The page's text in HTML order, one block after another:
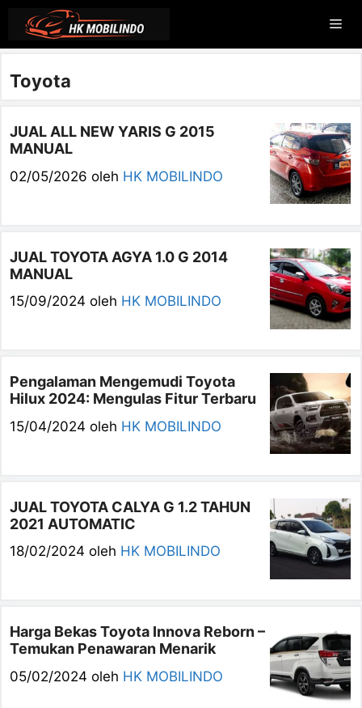
Langsung
isi
Toyota
JUAL ALL NEW YARIS G 2015
MANUAL
02/05/2026 oleh HK MOBILINDO
JUAL TOYOTA AGYA 1.0 G 2014
MANUAL
15/09/2024 oleh HK MOBILINDO
Pengalaman Mengemudi Toyota
Hilux 2024: Mengulas Fitur Terbaru
15/04/2024 oleh HK MOBILINDO
JUAL TOYOTA CALYA G 1.2 TAHUN
2021 AUTOMATIC
18/02/2024 oleh HK MOBILINDO
Harga Bekas Toyota Innova Reborn –
Temukan Penawaran Menarik
05/02/2024 oleh HK MOBILINDO